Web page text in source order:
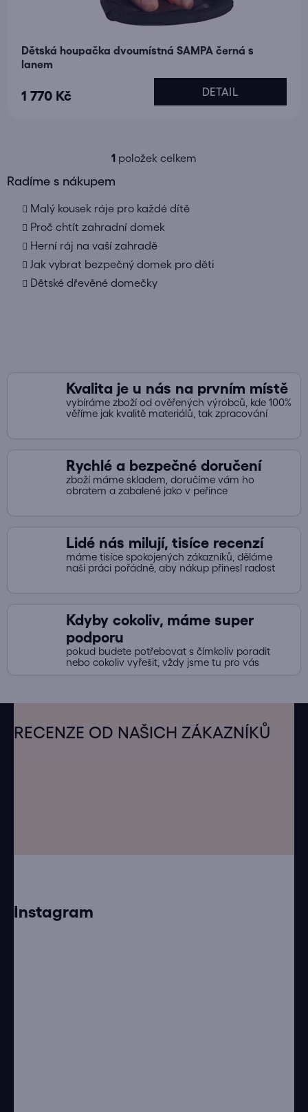
Dětská houpačka dvoumístná SAMPA černá s
lanem
1 770 Kč DETAIL
O
á
d
a
í
p
ý
p
i
u
1 položek celkem
Radíme s nákupem
Malý kousek ráje pro každé dítě
Proč chtít zahradní domek
Herní ráj na vaší zahradě
Jak vybrat bezpečný domek pro děti
Dětské dřevěné domečky
Kvalita je u nás na prvním místě
vybíráme zboží od ověřených výrobců, kde 100%
věříme jak kvalitě materiálů, tak zpracování
Rychlé a bezpečné doručení
zboží máme skladem, doručíme vám ho
obratem a zabalené jako v peřince
Lidé nás milují, tisíce recenzí
máme tisíce spokojených zákazníků, děláme
naši práci pořádně, aby nákup přinesl radost
Kdyby cokoliv, máme super
podporu
pokud budete potřebovat s čímkoliv poradit
nebo cokoliv vyřešit, vždy jsme tu pro vás
RECENZE OD NAŠICH ZÁKAZNÍKŮ
Instagram